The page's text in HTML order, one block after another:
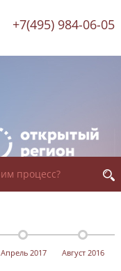
+7(495) 984-06-05
Апрель 2017 Август 2016